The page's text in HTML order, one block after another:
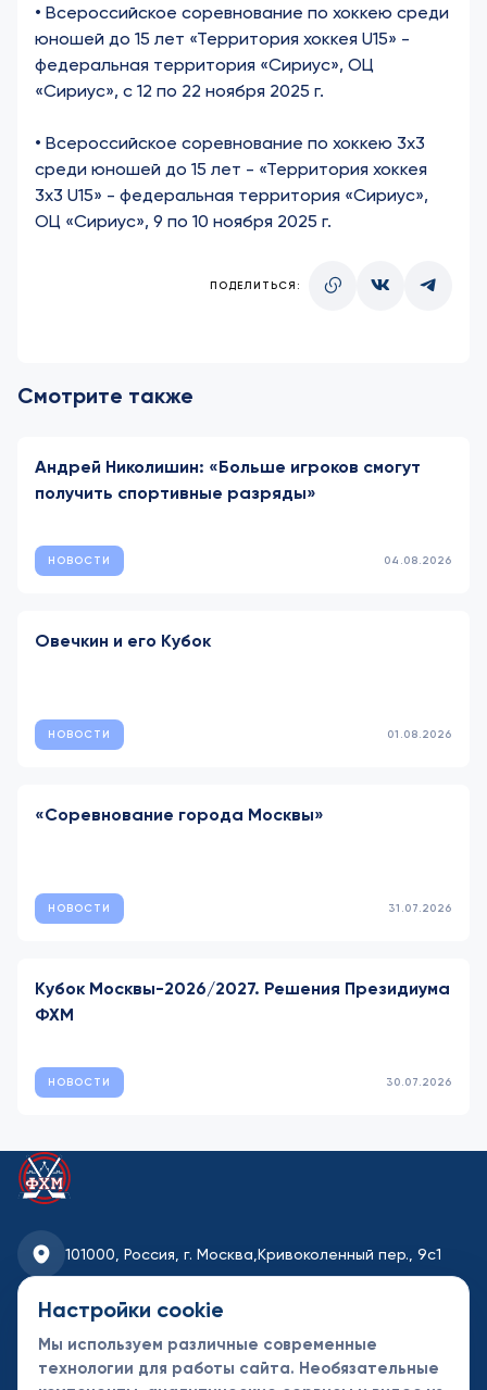
• Всероссийское соревнование по хоккею среди
юношей до 15 лет «Территория хоккея U15» -
федеральная территория «Сириус», ОЦ
«Сириус», с 12 по 22 ноября 2025 г.
• Всероссийское соревнование по хоккею 3х3
среди юношей до 15 лет - «Территория хоккея
3х3 U15» - федеральная территория «Сириус»,
ОЦ «Сириус», 9 по 10 ноября 2025 г.
ПОДЕЛИТЬСЯ:
Смотрите также
Андрей Николишин: «Больше игроков смогут
получить спортивные разряды»
НОВОСТИ 04.08.2026
Овечкин и его Кубок
НОВОСТИ 01.08.2026
«Соревнование города Москвы»
НОВОСТИ 31.07.2026
Кубок Москвы-2026/2027. Решения Президиума
ФХМ
НОВОСТИ 30.07.2026
101000, Россия, г. Москва, Кривоколенный пер., 9с1
fhmoscow@mail.ru
8-495-621-35-95
Настройки cookie
Мы используем различные современные
технологии для работы сайта. Необязательные